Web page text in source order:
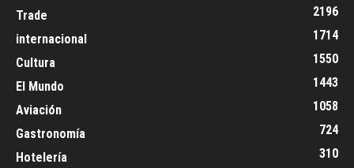
Trade
2196
internacional
1714
Cultura
1550
El Mundo
1443
Aviación
1058
Gastronomía
724
Hotelería
310